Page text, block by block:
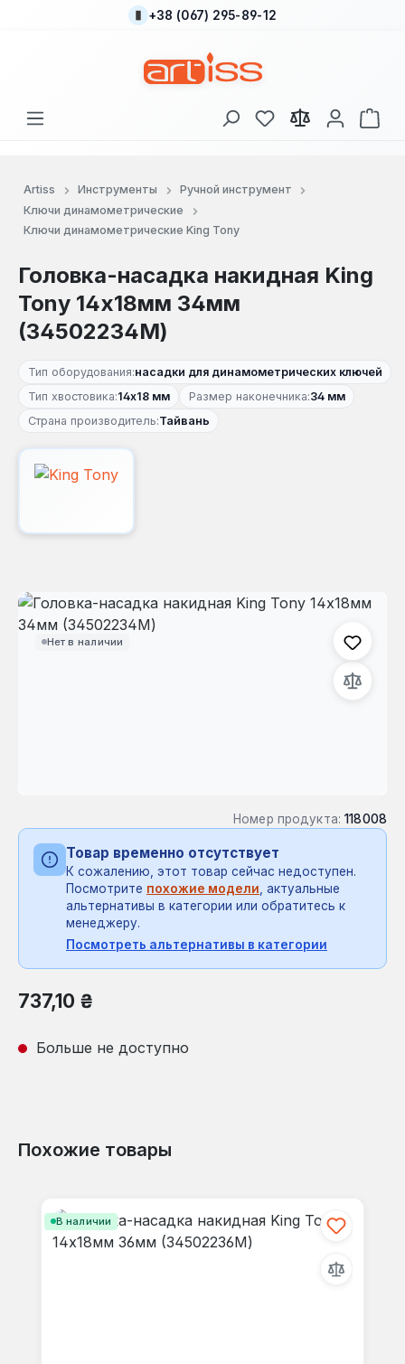
Перейти к основному содержанию
+38 (067) 295-89-12
У вас есть товары
В
Artiss Инструменты
Ручной инструмент
Ключи динамометрические
Ключи динамометрические King Tony
Головка-насадка накидная King
Tony 14x18мм 34мм
(34502234M)
Тип оборудования:насадки для динамометрических ключей
Тип хвостовика:14х18 мм Размер наконечника:34 мм
Страна производитель:Тайвань
Нет в наличии
Пропустить галерею изображений
Номер продукта: 118008
Товар временно отсутствует
К сожалению, этот товар сейчас недоступен.
Посмотрите похожие модели , актуальные
альтернативы в категории или обратитесь к
менеджеру.
Посмотреть альтернативы в категории
Обычная цена:
737,10 ₴
Больше не доступно
Похожие товары
В наличии